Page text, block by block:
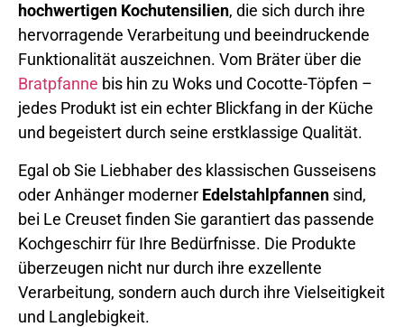
hochwertigen Kochutensilien, die sich durch ihre
hervorragende Verarbeitung und beeindruckende
Funktionalität auszeichnen. Vom Bräter über die
Bratpfanne bis hin zu Woks und Cocotte-Töpfen –
jedes Produkt ist ein echter Blickfang in der Küche
und begeistert durch seine erstklassige Qualität.
Egal ob Sie Liebhaber des klassischen Gusseisens
oder Anhänger moderner Edelstahlpfannen sind,
bei Le Creuset finden Sie garantiert das passende
Kochgeschirr für Ihre Bedürfnisse. Die Produkte
überzeugen nicht nur durch ihre exzellente
Verarbeitung, sondern auch durch ihre Vielseitigkeit
und Langlebigkeit.